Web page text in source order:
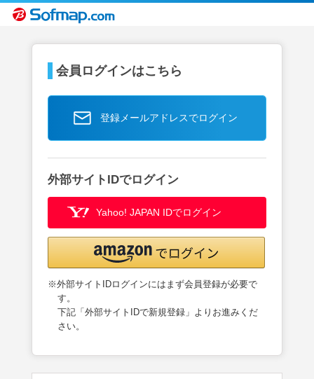
会員ログインはこちら
登録メールアドレスでログイン
外部サイトIDでログイン
Yahoo! JAPAN IDでログイン
※外部サイトIDログインにはまず会員登録が必要で
す。
下記「外部サイトIDで新規登録」よりお進みくだ
さい。